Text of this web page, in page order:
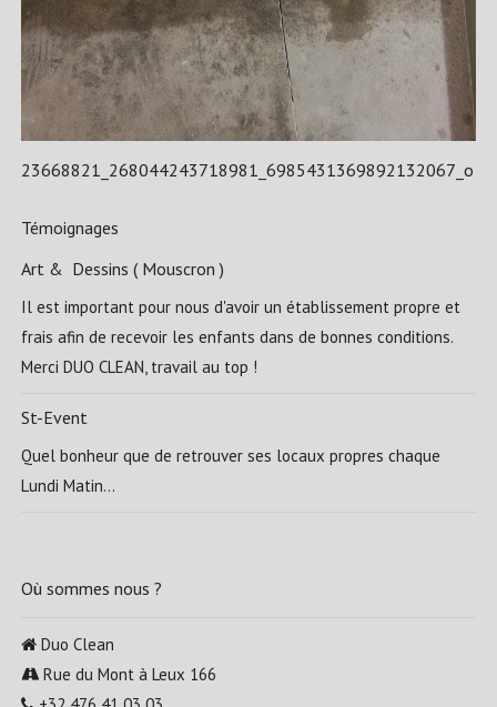
23668821_268044243718981_6985431369892132067_o
Témoignages
Art & Dessins ( Mouscron )
Il est important pour nous d'avoir un établissement propre et
frais afin de recevoir les enfants dans de bonnes conditions.
Merci DUO CLEAN, travail au top !
St-Event
Quel bonheur que de retrouver ses locaux propres chaque
Lundi Matin...
Où sommes nous ?
Duo Clean
Rue du Mont à Leux 166